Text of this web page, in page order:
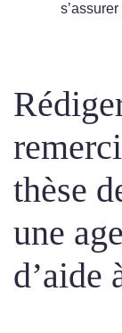
thèse
une
d’aide